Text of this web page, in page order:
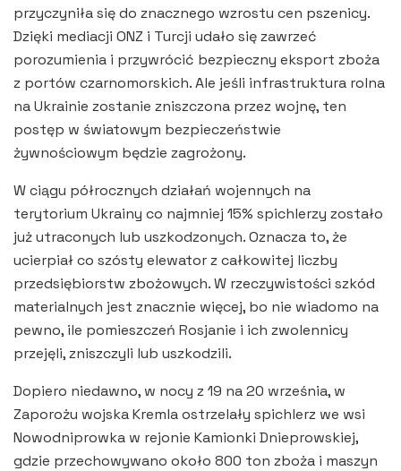
przyczyniła się do znacznego wzrostu cen pszenicy.
Dzięki mediacji ONZ i Turcji udało się zawrzeć
porozumienia i przywrócić bezpieczny eksport zboża
z portów czarnomorskich. Ale jeśli infrastruktura rolna
na Ukrainie zostanie zniszczona przez wojnę, ten
postęp w światowym bezpieczeństwie
żywnościowym będzie zagrożony.
W ciągu półrocznych działań wojennych na
terytorium Ukrainy co najmniej 15% spichlerzy zostało
już utraconych lub uszkodzonych. Oznacza to, że
ucierpiał co szósty elewator z całkowitej liczby
przedsiębiorstw zbożowych. W rzeczywistości szkód
materialnych jest znacznie więcej, bo nie wiadomo na
pewno, ile pomieszczeń Rosjanie i ich zwolennicy
przejęli, zniszczyli lub uszkodzili.
Dopiero niedawno, w nocy z 19 na 20 września, w
Zaporożu wojska Kremla ostrzelały spichlerz we wsi
Nowodniprowka w rejonie Kamionki Dnieprowskiej,
gdzie przechowywano około 800 ton zboża i maszyn